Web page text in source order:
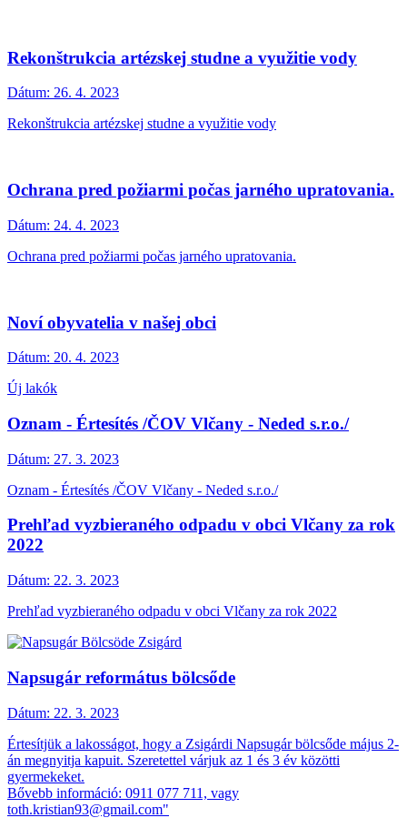
Rekonštrukcia artézskej studne a využitie vody
Dátum: 26. 4. 2023
Rekonštrukcia artézskej studne a využitie vody
Ochrana pred požiarmi počas jarného upratovania.
Dátum: 24. 4. 2023
Ochrana pred požiarmi počas jarného upratovania.
Noví obyvatelia v našej obci
Dátum: 20. 4. 2023
Új lakók
Oznam - Értesítés /ČOV Vlčany - Neded s.r.o./
Dátum: 27. 3. 2023
Oznam - Értesítés /ČOV Vlčany - Neded s.r.o./
Prehľad vyzbieraného odpadu v obci Vlčany za rok
2022
Dátum: 22. 3. 2023
Prehľad vyzbieraného odpadu v obci Vlčany za rok 2022
Napsugár református bölcsőde
Dátum: 22. 3. 2023
Értesítjük a lakosságot, hogy a Zsigárdi Napsugár bölcsőde május 2-
án megnyitja kapuit. Szeretettel várjuk az 1 és 3 év közötti
gyermekeket.
Bővebb információ: 0911 077 711, vagy
toth.kristian93@gmail.com"